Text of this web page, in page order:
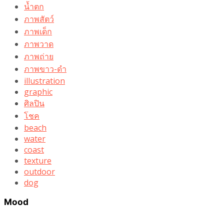
น้ำตก
ภาพสัตว์
ภาพเด็ก
ภาพวาด
ภาพถ่าย
ภาพขาว-ดำ
illustration
graphic
ศิลปิน
โชค
beach
water
coast
texture
outdoor
dog
Mood